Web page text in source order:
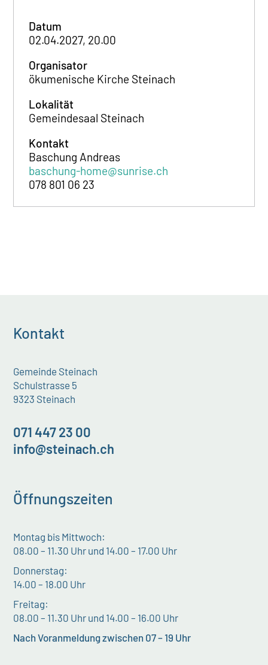
Datum
02.04.2027, 20.00
Organisator
ökumenische Kirche Steinach
Lokalität
Gemeindesaal Steinach
Kontakt
Baschung Andreas
baschung-home@sunrise.ch
078 801 06 23
Kontakt
Gemeinde Steinach
Schulstrasse 5
9323 Steinach
071 447 23 00
info@steinach.ch
Öffnungszeiten
Montag bis Mittwoch:
08.00 – 11.30 Uhr und 14.00 – 17.00 Uhr
Donnerstag:
14.00 – 18.00 Uhr
Freitag:
08.00 – 11.30 Uhr und 14.00 – 16.00 Uhr
Nach Voranmeldung zwischen 07 – 19 Uhr